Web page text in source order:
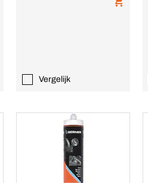
Vergelijk